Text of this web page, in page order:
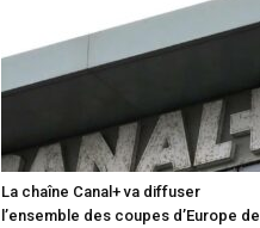
La chaîne Canal+ va diffuser
l’ensemble des coupes d’Europe de